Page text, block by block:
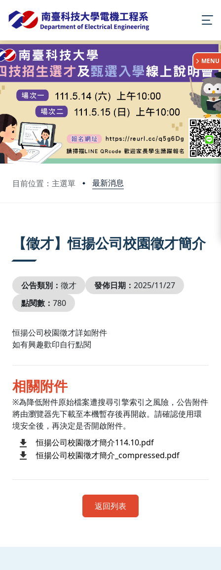
目前位置：主選單 最新消息
:::
MENU
【徵才】恒揚公司校園徵才簡介
公告類別： 徵才 發佈日期： 2025/11/27
點閱數： 780
恒揚公司校園徵才詳如附件
如有興趣歡印自行點閱
相關附件
※為降低附件原始檔案遭搜尋引擎索引之風險，公告附件
將由瀏覽器先下載至本機暫存後再開啟。請確認使用環
境安全後，再決定是否開啟附件。
恒揚公司校園徵才簡介114.10.pdf
恒揚公司校園徵才簡介_compressed.pdf
返回列表